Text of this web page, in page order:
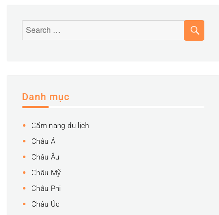
Search
for:
Danh mục
Cẩm nang du lịch
Châu Á
Châu Âu
Châu Mỹ
Châu Phi
Châu Úc